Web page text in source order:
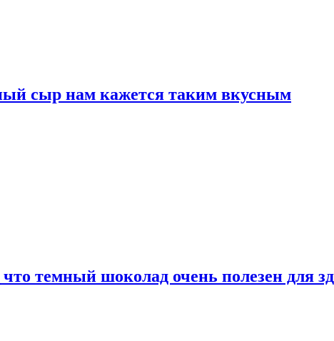
сыр нам кажется таким вкусным
темный шоколад очень полезен для